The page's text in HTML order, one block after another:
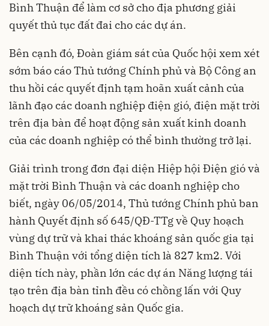
Bình Thuận để làm cơ sở cho địa phương giải
quyết thủ tục đất đai cho các dự án.
Bên cạnh đó, Đoàn giám sát của Quốc hội xem xét
sớm báo cáo Thủ tướng Chính phủ và Bộ Công an
thu hồi các quyết định tạm hoãn xuất cảnh của
lãnh đạo các doanh nghiệp điện gió, điện mặt trời
trên địa bàn để hoạt động sản xuất kinh doanh
của các doanh nghiệp có thể bình thường trở lại.
Giải trình trong đơn đại diện Hiệp hội Điện gió và
mặt trời Bình Thuận và các doanh nghiệp cho
biết, ngày 06/05/2014, Thủ tướng Chính phủ ban
hành Quyết định số 645/QĐ-TTg về Quy hoạch
vùng dự trữ và khai thác khoáng sản quốc gia tại
Bình Thuận với tổng diện tích là 827 km2. Với
diện tích này, phần lớn các dự án Năng lượng tái
tạo trên địa bàn tỉnh đều có chồng lấn với Quy
hoạch dự trữ khoáng sản Quốc gia.